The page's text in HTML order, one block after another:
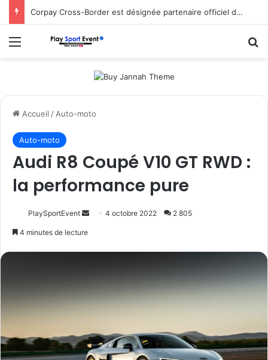
Corpay Cross-Border est désignée partenaire officiel de change d’Ultimate Sevens
Menu
Accueil /Auto-moto
Auto-moto
Audi R8 Coupé V10 GT RWD :
la performance pure
PlaySportEvent
Envoyer4 octobre 2022 2 805
4 minutes de lecture